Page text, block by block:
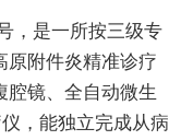
，是一所按三级专
原附件炎精准诊疗
腔镜、全自动微生
，能独立完成从病